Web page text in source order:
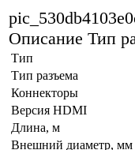
Описание Тип
Тип
Тип разъема
Коннекторы
Версия HDMI
Длина, м
Внешний диаметр, мм